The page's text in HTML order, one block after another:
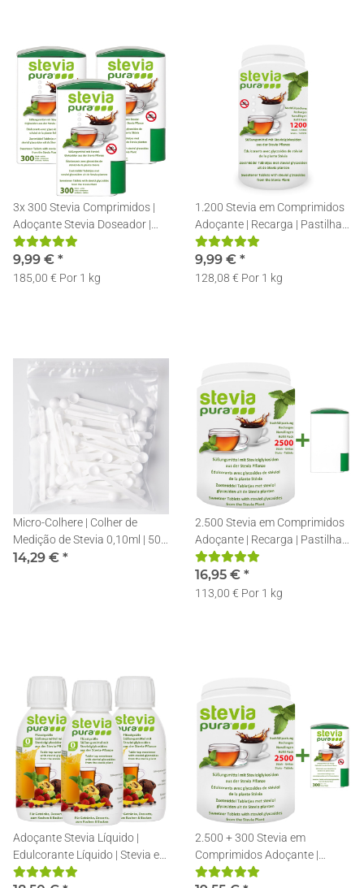
3x 300 Stevia Comprimidos |
Adoçante Stevia Doseador |
Recarregável | Pastilhas de
Stevia
9,99 € *
185,00 € Por 1 kg
1.200 Stevia em Comprimidos
Adoçante | Recarga | Pastilhas
de Stevia + Doseador
9,99 € *
128,08 € Por 1 kg
Micro-Colhere | Colher de
Medição de Stevia 0,10ml | 50
Unidades
14,29 € *
2.500 Stevia em Comprimidos
Adoçante | Recarga | Pastilhas
de Stevia + Doseador
16,95 € *
113,00 € Por 1 kg
Adoçante Stevia Líquido |
Edulcorante Líquido | Stevia em
Gotas | 3x150ml
2.500 + 300 Stevia em
Comprimidos Adoçante |
Recarga | Pastilhas de Stevia +